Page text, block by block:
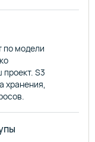
по модели
S3
хранения,